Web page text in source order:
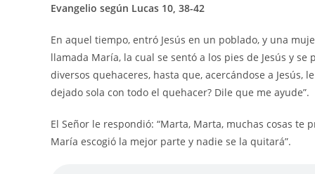
Evangelio según Lucas 10, 38-42
En aquel tiempo, entró Jesús en un poblado, y una
llamada María, la cual se sentó a los pies de Jesús y
diversos quehaceres, hasta que, acercándose a Jesús,
dejado sola con todo el quehacer? Dile que me ayude”.
El Señor le respondió: “Marta, Marta, muchas cosas
María escogió la mejor parte y nadie se la quitará”.